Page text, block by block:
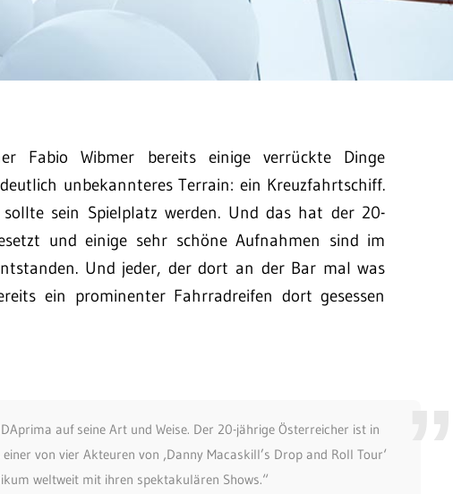
Fabio Wibmer bereits einige verrückte Dinge
unbekannteres Terrain: ein Kreuzfahrtschiff.
sollte sein Spielplatz werden. Und das hat der 20-
und einige sehr schöne Aufnahmen sind im
Und jeder, der dort an der Bar mal was
ein prominenter Fahrradreifen dort gesessen
auf seine Art und Weise. Der 20-jährige Österreicher ist in
von vier Akteuren von ‚Danny Macaskill’s Drop and Roll Tour‘
weltweit mit ihren spektakulären Shows.“